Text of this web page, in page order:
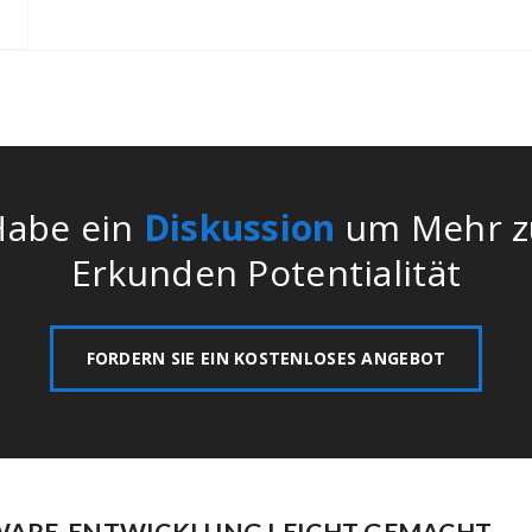
ein Diskussion um Mehr
Erkunden Potentialität
FORDERN SIE EIN KOSTENLOSES ANGEBOT